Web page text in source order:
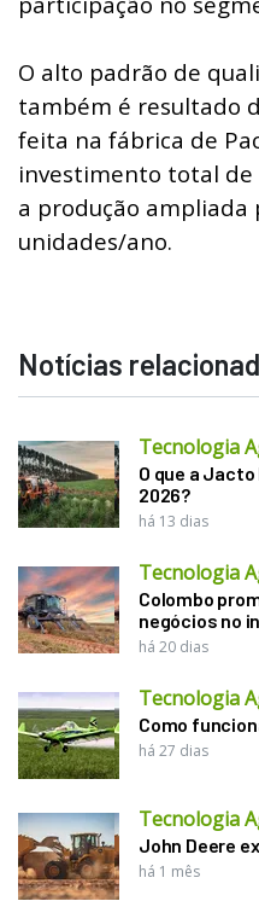
O alto padrão de
também é resultado
feita na fábrica de
investimento total de
a produção ampliada
unidades/ano.
Notícias
Tecnologia
O que a
2026?
há 13 dias
Tecnologia
Colombo
negócios no
há 20 dias
Tecnologia
Como
há 27 dias
Tecnologia
John Deere
há 1 mês